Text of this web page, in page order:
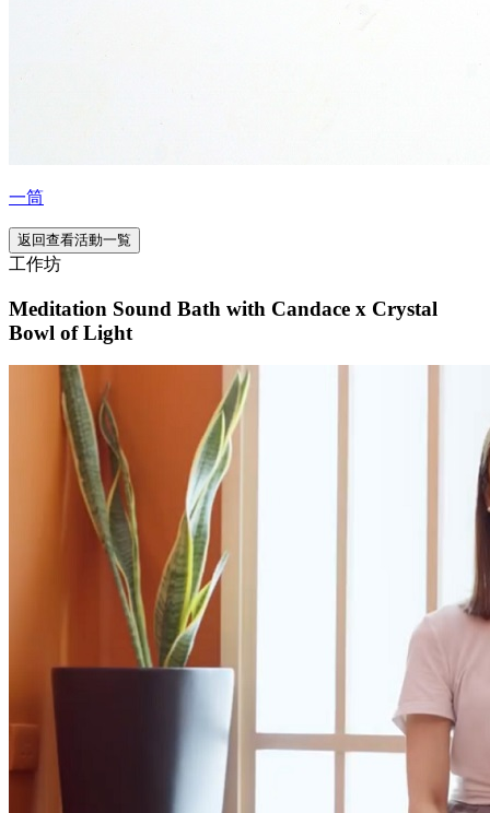
一筒
返回查看活動一覧
工作坊
Meditation Sound Bath with Candace x Crystal
Bowl of Light